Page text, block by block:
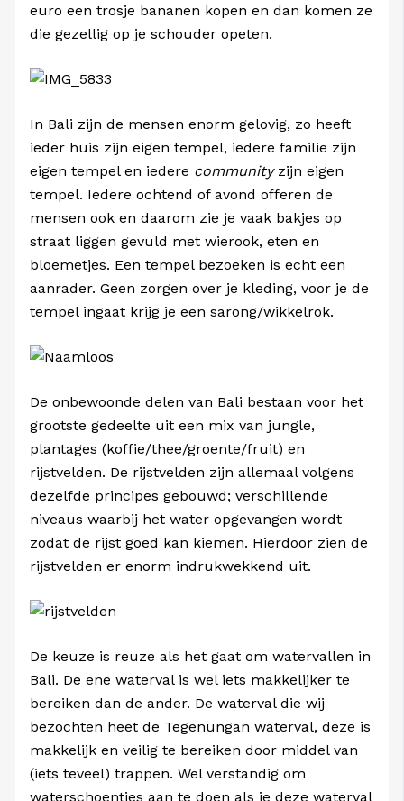
euro een trosje bananen kopen en dan komen ze
die gezellig op je schouder opeten.
In Bali zijn de mensen enorm gelovig, zo heeft
ieder huis zijn eigen tempel, iedere familie zijn
eigen tempel en iedere communityzijn eigen
tempel. Iedere ochtend of avond offeren de
mensen ook en daarom zie je vaak bakjes op
straat liggen gevuld met wierook, eten en
bloemetjes. Een tempel bezoeken is echt een
aanrader. Geen zorgen over je kleding, voor je de
tempel ingaat krijg je een sarong/wikkelrok.
De onbewoonde delen van Bali bestaan voor het
grootste gedeelte uit een mix van jungle,
plantages (koffie/thee/groente/fruit) en
rijstvelden. De rijstvelden zijn allemaal volgens
dezelfde principes gebouwd; verschillende
niveaus waarbij het water opgevangen wordt
zodat de rijst goed kan kiemen. Hierdoor zien de
rijstvelden er enorm indrukwekkend uit.
De keuze is reuze als het gaat om watervallen in
Bali. De ene waterval is wel iets makkelijker te
bereiken dan de ander. De waterval die wij
bezochten heet de Tegenungan waterval, deze is
makkelijk en veilig te bereiken door middel van
(iets teveel) trappen. Wel verstandig om
waterschoentjes aan te doen als je deze waterval